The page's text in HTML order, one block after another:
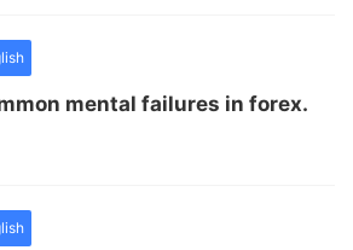
mental failures in forex.